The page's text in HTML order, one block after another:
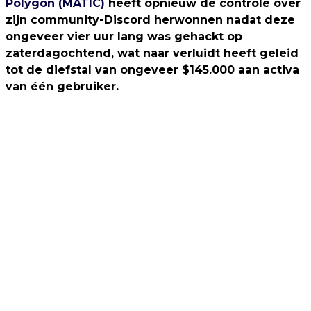
Polygon (MATIC) heeft opnieuw de controle over
zijn community-Discord herwonnen nadat deze
ongeveer vier uur lang was gehackt op
zaterdagochtend, wat naar verluidt heeft geleid
tot de diefstal van ongeveer $145.000 aan activa
van één gebruiker.